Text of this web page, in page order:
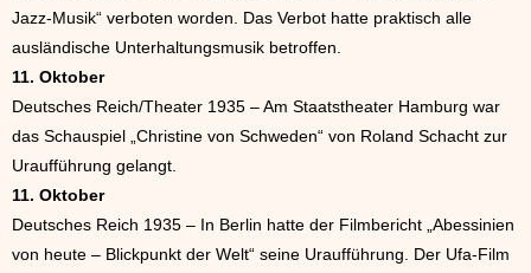
Jazz-Musik“ verboten worden. Das Verbot hatte praktisch alle
ausländische Unterhaltungsmusik betroffen.
11. Oktober
Deutsches Reich/Theater 1935 – Am Staatstheater Hamburg war
das Schauspiel „Christine von Schweden“ von Roland Schacht zur
Uraufführung gelangt.
11. Oktober
Deutsches Reich 1935 – In Berlin hatte der Filmbericht „Abessinien
von heute – Blickpunkt der Welt“ seine Uraufführung. Der Ufa-Film